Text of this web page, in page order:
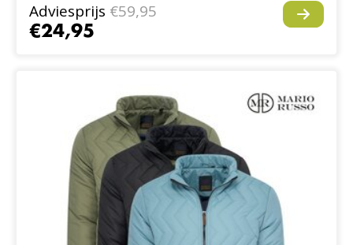
Adviesprijs €59,95
€24,95